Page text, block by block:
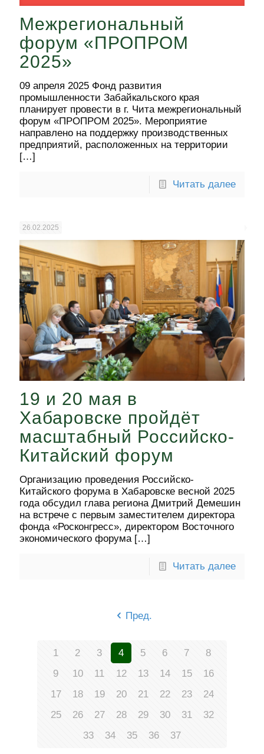
Межрегиональный
форум «ПРОПРОМ
2025»
09 апреля 2025 Фонд развития
промышленности Забайкальского края
планирует провести в г. Чита межрегиональный
форум «ПРОПРОМ 2025». Мероприятие
направлено на поддержку производственных
предприятий, расположенных на территории
[…]
Читать далее
26.02.2025
19 и 20 мая в
Хабаровске пройдёт
масштабный Российско-
Китайский форум
Организацию проведения Российско-
Китайского форума в Хабаровске весной 2025
года обсудил глава региона Дмитрий Демешин
на встрече с первым заместителем директора
фонда «Росконгресс», директором Восточного
экономического форума […]
Читать далее
Пред.
1 2 3 4 5 6 7
8
9
10 11 12 13 14 15
16
17
18 19 20 21 22 23
24
25
26 27 28 29 30 31
32
33
34 35 36 37